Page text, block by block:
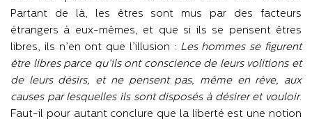
Partant de là, les êtres sont mus par des facteurs
étrangers à eux-mêmes, et que si ils se pensent êtres
libres, ils n’en ont que l’illusion : Les hommes se figurent
être libres parce qu’ils ont conscience de leurs volitions et
de leurs désirs, et ne pensent pas, même en rêve, aux
causes par lesquelles ils sont disposés à désirer et vouloir.
Faut-il pour autant conclure que la liberté est une notion